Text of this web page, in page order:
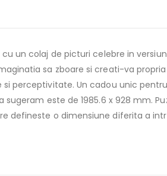
un colaj de picturi celebre in
sa zboare si creati-va
perceptivitate. Un cadou unic
este de 1985.6 x 928 mm.
defineste o dimensiune diferita a